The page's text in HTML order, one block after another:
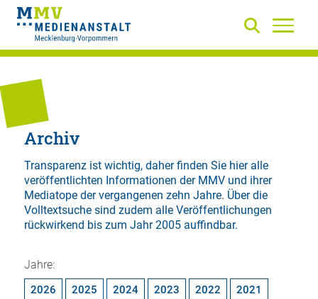
Archiv
Transparenz ist wichtig, daher finden Sie hier alle
veröffentlichten Informationen der MMV und ihrer
Mediatope der vergangenen zehn Jahre. Über die
Volltextsuchesind zudem alle Veröffentlichungen
rückwirkend bis zum Jahr 2005 auffindbar.
Jahre:
2026 2025 2024 2023 2022 2021